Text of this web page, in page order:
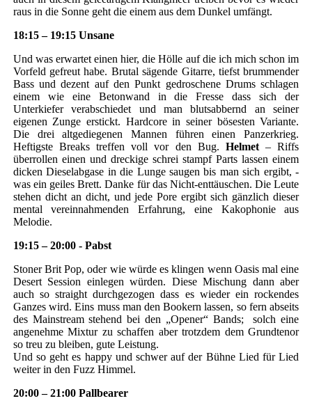
raus in die Sonne geht die einem aus dem Dunkel umfängt.
18:15 – 19:15 Unsane
Und was erwartet einen hier, die Hölle auf die ich mich schon im
Vorfeld gefreut habe. Brutal sägende Gitarre, tiefst brummender
Bass und dezent auf den Punkt gedroschene Drums schlagen
einem wie eine Betonwand in die Fresse dass sich der
Unterkiefer verabschiedet und man blutsabbernd an seiner
eigenen Zunge erstickt. Hardcore in seiner bösesten Variante.
Die drei altgediegenen Mannen führen einen Panzerkrieg.
Heftigste Breaks treffen voll vor den Bug. Helmet– Riffs
überrollen einen und dreckige schrei stampf Parts lassen einem
dicken Dieselabgase in die Lunge saugen bis man sich ergibt, -
was ein geiles Brett. Danke für das Nicht-enttäuschen. Die Leute
stehen dicht an dicht, und jede Pore ergibt sich gänzlich dieser
mental vereinnahmenden Erfahrung, eine Kakophonie aus
Melodie.
19:15 – 20:00 - Pabst
Stoner Brit Pop, oder wie würde es klingen wenn Oasis mal eine
Desert Session einlegen würden. Diese Mischung dann aber
auch so straight durchgezogen dass es wieder ein rockendes
Ganzes wird. Eins muss man den Bookern lassen, so fern abseits
des Mainstream stehend bei den „Opener“ Bands; solch eine
angenehme Mixtur zu schaffen aber trotzdem dem Grundtenor
so treu zu bleiben, gute Leistung.
Und so geht es happy und schwer auf der Bühne Lied für Lied
weiter in den Fuzz Himmel.
20:00 – 21:00 Pallbearer